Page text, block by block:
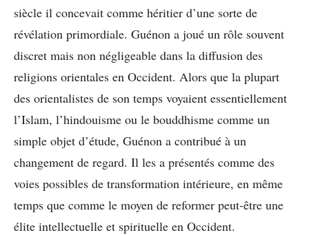
siècle il concevait comme héritier d’une sorte de
révélation primordiale. Guénon a joué un rôle souvent
discret mais non négligeable dans la diffusion des
religions orientales en Occident. Alors que la plupart
des orientalistes de son temps voyaient essentiellement
l’Islam, l’hindouisme ou le bouddhisme comme un
simple objet d’étude, Guénon a contribué à un
changement de regard. Il les a présentés comme des
voies possibles de transformation intérieure, en même
temps que comme le moyen de reformer peut-être une
élite intellectuelle et spirituelle en Occident.